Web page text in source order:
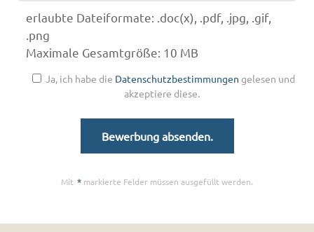
erlaubte Dateiformate: .doc(x), .pdf, .jpg, .gif,
.png
Maximale Gesamtgröße: 10 MB
Ja, ich habe die Datenschutzbestimmungen gelesen und
akzeptiere diese.
Mit *markierte Felder müssen ausgefüllt werden.